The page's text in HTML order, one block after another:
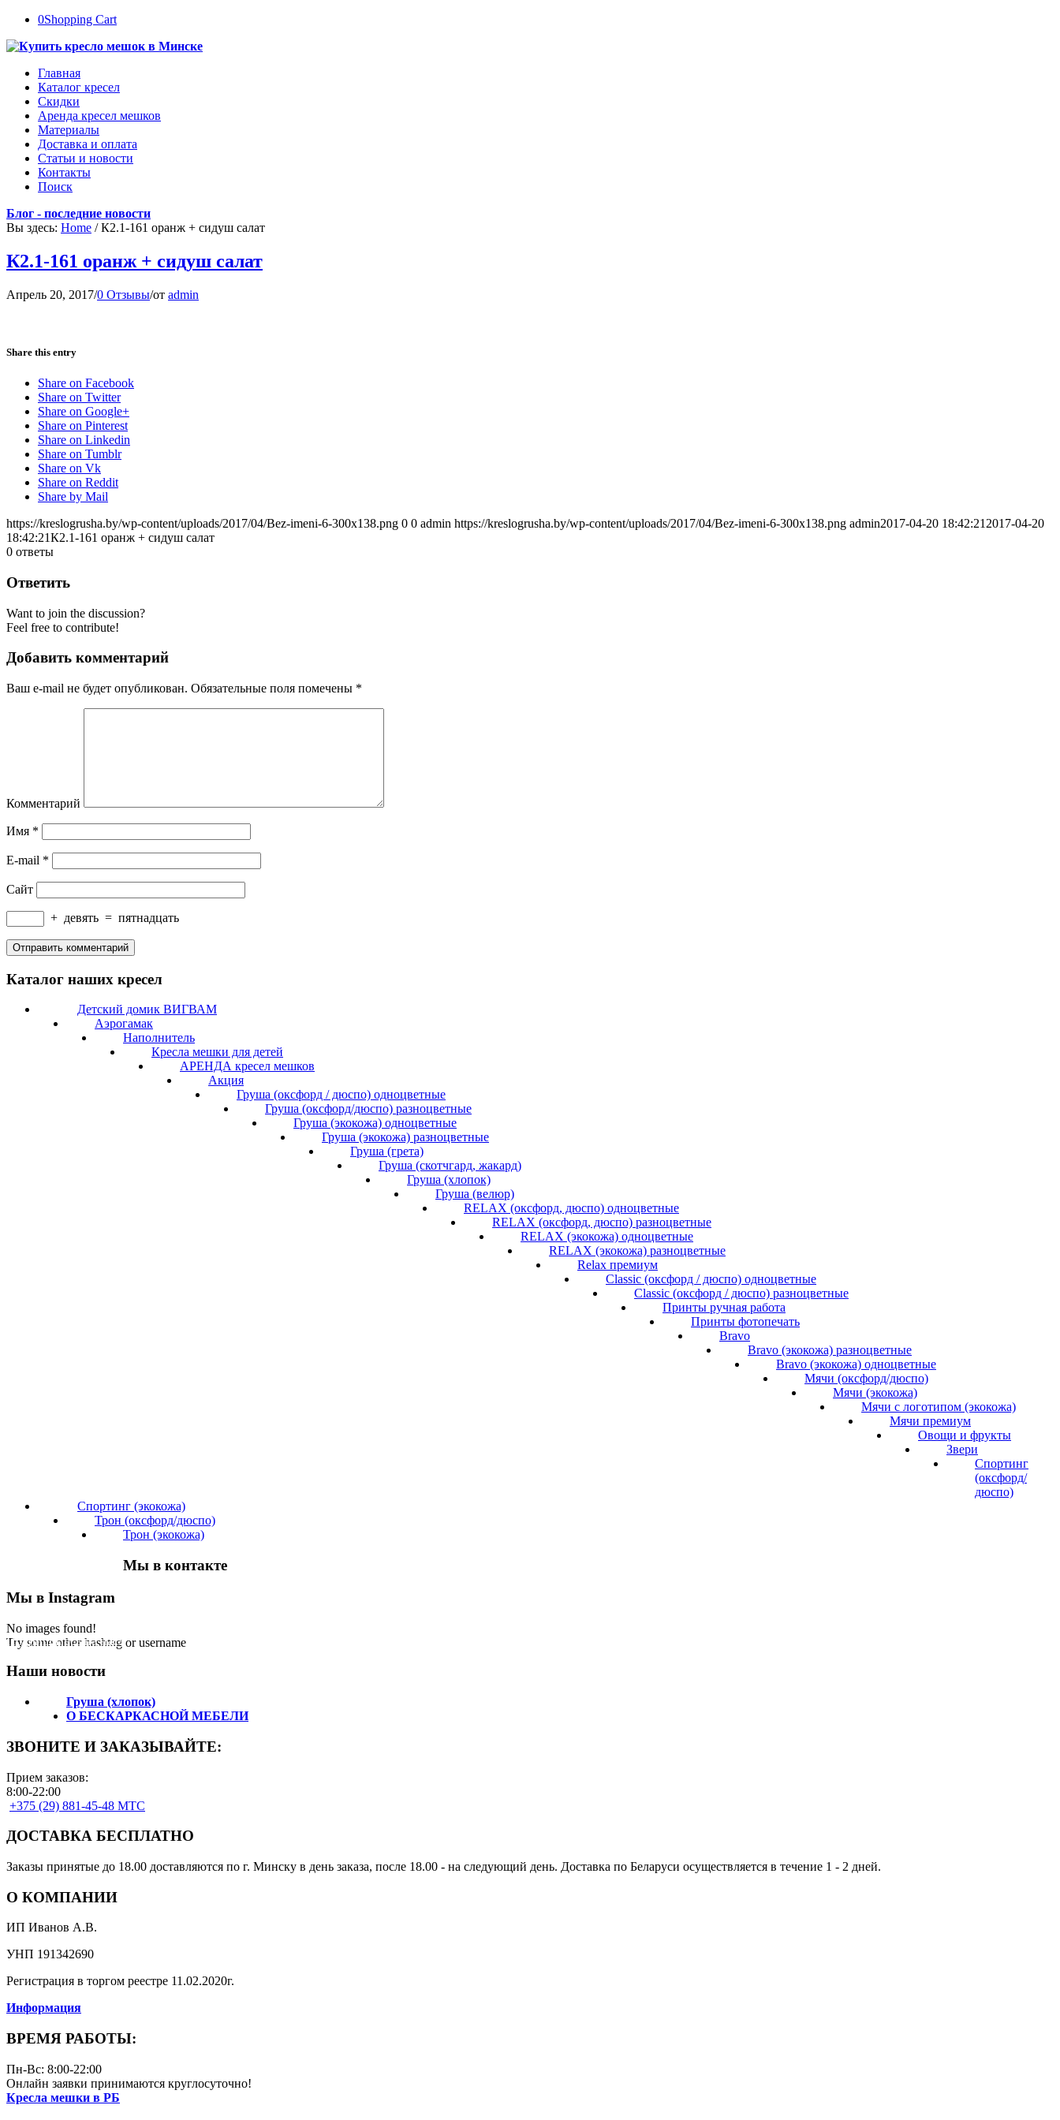
0Shopping Cart
Главная
Каталог кресел
Скидки
Аренда кресел мешков
Материалы
Доставка и оплата
Статьи и новости
Контакты
Поиск
Блог - последние новости
Вы здесь: Home / К2.1-161 оранж + сидуш салат
К2.1-161 оранж + сидуш салат
Апрель 20, 2017/0 Отзывы/от admin
Share this entry
Share on Facebook
Share on Twitter
Share on Google+
Share on Pinterest
Share on Linkedin
Share on Tumblr
Share on Vk
Share on Reddit
Share by Mail
https://kreslogrusha.by/wp-content/uploads/2017/04/Bez-imeni-6-300x138.png 0 0 admin https://kreslogrusha.by/wp-content/uploads/2017/04/Bez-imeni-6-300x138.png admin2017-04-20 18:42:21 2017-04-20
18:42:21К2.1-161 оранж + сидуш салат
0 ответы
Ответить
Want to join the discussion?
Feel free to contribute!
Добавить комментарий
Ваш e-mail не будет опубликован. Обязательные поля помечены *
Комментарий
Имя *
E-mail *
Сайт
+ девять = пятнадцать
Каталог наших кресел
Детский домик ВИГВАМ
Аэрогамак
Наполнитель
Кресла мешки для детей
АРЕНДА кресел мешков
Акция
Груша (оксфорд / дюспо) одноцветные
Груша (оксфорд/дюспо) разноцветные
Груша (экокожа) одноцветные
Груша (экокожа) разноцветные
Груша (грета)
Груша (скотчгард, жакард)
Груша (хлопок)
Груша (велюр)
RELAX (оксфорд, дюспо) одноцветные
RELAX (оксфорд, дюспо) разноцветные
RELAX (экокожа) одноцветные
RELAX (экокожа) разноцветные
Relax премиум
Classic (оксфорд / дюспо) одноцветные
Classic (оксфорд / дюспо) разноцветные
Принты ручная работа
Принты фотопечать
Bravo
Bravo (экокожа) разноцветные
Bravo (экокожа) одноцветные
Мячи (оксфорд/дюспо)
Мячи (экокожа)
Мячи с логотипом (экокожа)
Мячи премиум
Овощи и фрукты
Звери
Спортинг
(оксфорд/
дюспо)
Спортинг (экокожа)
Трон (оксфорд/дюспо)
Трон (экокожа)
Мы в контакте
Мы в Instagram
No images found!
Try some other hashtag or username
Подпишитесь на нас!
Наши новости
Груша (хлопок)
О БЕСКАРКАСНОЙ МЕБЕЛИ
ЗВОНИТЕ И ЗАКАЗЫВАЙТЕ:
Прием заказов:
8:00-22:00
+375 (29) 881-45-48 МТС
ДОСТАВКА БЕСПЛАТНО
Заказы принятые до 18.00 доставляются по г. Минску в день заказа, после 18.00 - на следующий день. Доставка по Беларуси осуществляется в течение 1 - 2 дней.
О КОМПАНИИ
ИП Иванов А.В.
УНП 191342690
Регистрация в торгом реестре 11.02.2020г.
Информация
ВРЕМЯ РАБОТЫ:
Пн-Вс: 8:00-22:00
Онлайн заявки принимаются круглосуточно!
Кресла мешки в РБ